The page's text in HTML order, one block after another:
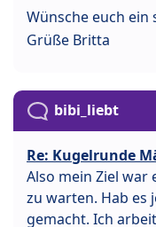
Wünsche euch ein
Grüße Britta
bibi_liebt
Re: Kugelrunde
Also mein Ziel war
zu warten. Hab es
gemacht. Ich